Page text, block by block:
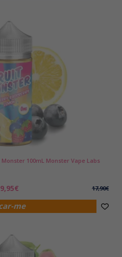
me
100mL Monster Vape Labs
9,95€ 17,90€